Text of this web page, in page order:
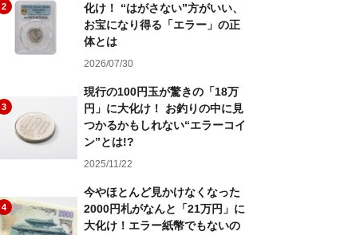
2
化け！ “はがさない”方がいい、
お宝になり得る「エラー」の正
体とは
2026/07/30
3
現行の100円玉が驚きの「18万
円」に大化け！ お釣りの中に見
つかるかもしれない“エラーコイ
ン”とは!?
2025/11/22
4
今やほとんど見かけなくなった
2000円札がなんと「21万円」に
大化け！エラー紙幣でもないの